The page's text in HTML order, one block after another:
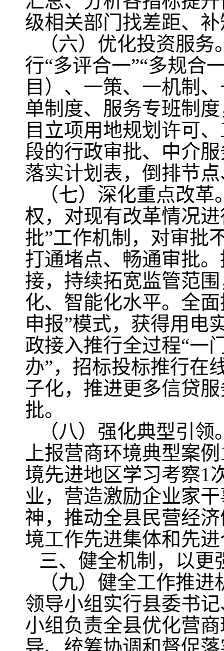
级相关部门找差距、
（六）优化投资服
行“多评合一”“多规合
目）、一策、一机制
单制度、服务专班制
目立项用地规划许可
段的行政审批、中介
落实计划表，倒排节
（七）深化重点改
权，对现有改革情况
批”工作机制，对审批
打通堵点、畅通审批
接，持续拓宽监管范
化、智能化水平。全
申报”模式，获得用电
政接入推行全过程“一
办”，招标投标推行在
子化，推进更多信贷
批。
（八）强化典型引
上报营商环境典型案
境先进地区学习考察1
业，营造激励企业家
神，推动全县民营经
境工作先进集体和先
三、健全机制，以更
（九）健全工作推
领导小组实行县委书
小组负责全县优化营